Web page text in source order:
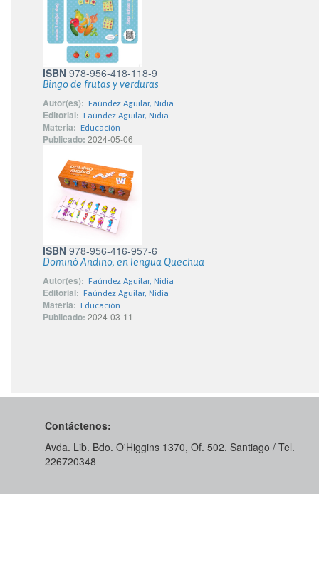
ISBN 978-956-418-118-9
Bingo de frutas y verduras
Autor(es): Faúndez Aguilar, Nidia
Editorial: Faúndez Aguilar, Nidia
Materia: Educación
Publicado: 2024-05-06
ISBN 978-956-416-957-6
Dominó Andino, en lengua Quechua
Autor(es): Faúndez Aguilar, Nidia
Editorial: Faúndez Aguilar, Nidia
Materia: Educación
Publicado: 2024-03-11
Contáctenos:
Avda. Lib. Bdo. O'Higgins 1370, Of. 502. Santiago / Tel.
226720348